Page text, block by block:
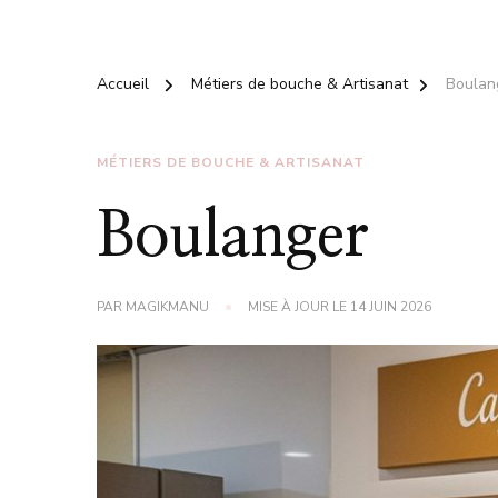
Accueil Métiers de bouche & Artisanat
MÉTIERS DE BOUCHE & ARTISANAT
Boulanger
PAR MAGIKMANU MISE À JOUR LE 14 JUIN 2026